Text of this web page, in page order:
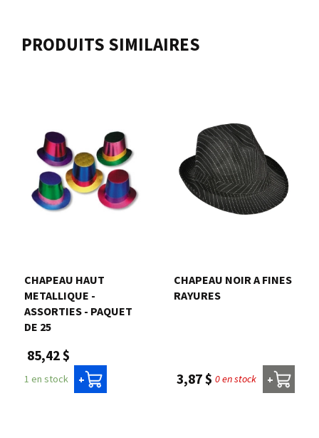
PRODUITS SIMILAIRES
CHAPEAU HAUT
METALLIQUE -
ASSORTIES - PAQUET
DE 25
85,42 $
1 en stock +
CHAPEAU NOIR A FINES
RAYURES
3,87 $ 0 en stock +